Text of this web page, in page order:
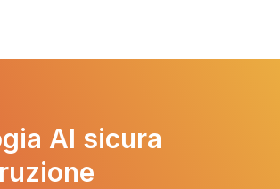
AI sicura